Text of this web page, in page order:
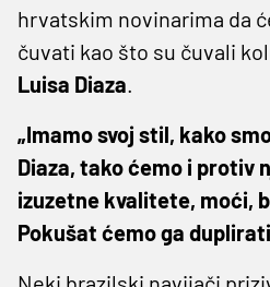
hrvatskim novinarima da
čuvati kao što su čuvali
Luisa Diaza.
„Imamo svoj stil, kako
Diaza, tako ćemo i protiv
izuzetne kvalitete, moći,
Pokušat ćemo ga